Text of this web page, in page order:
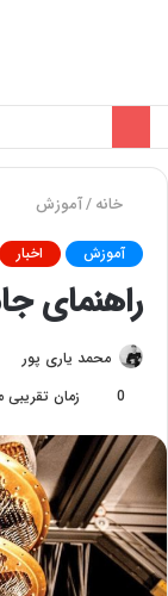
خانه/آموزش
آموزش اخبار
راهنمای
محمد یاری پور
0
زمان تقریبی